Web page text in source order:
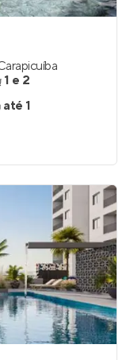
1 e 2
até 1